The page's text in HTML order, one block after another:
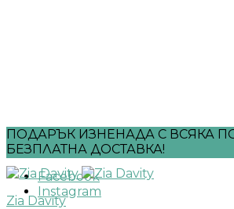
ПОДАРЪК ИЗНЕНАДА С ВСЯКА
БЕЗПЛАТНА ДОСТАВКА!
Facebook
Instagram
Zia Davity